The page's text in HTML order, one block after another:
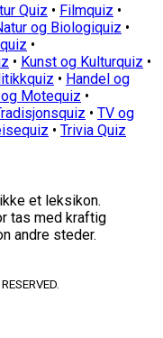
Quiz • Filmquiz •
og Biologiquiz •
•
• Kunst og Kulturquiz •
• Handel og
Motequiz •
• TV og
• Trivia Quiz
et leksikon.
tas med kraftig
andre steder.